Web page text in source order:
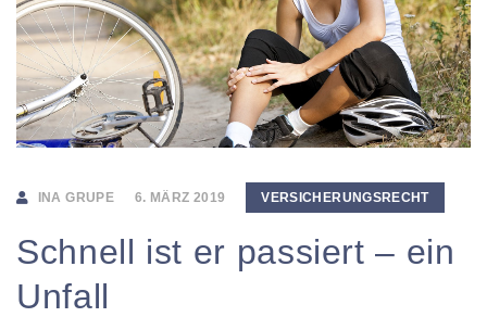
INA GRUPE 6. MÄRZ 2019 VERSICHERUNGSRECHT
Schnell ist er passiert – ein
Unfall